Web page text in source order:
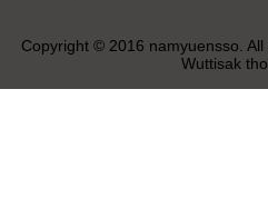
Copyright © 2016 namyuensso.
Wuttisak